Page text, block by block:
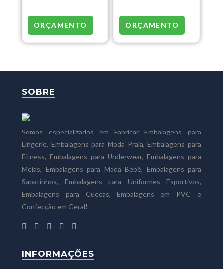
ORÇAMENTO ORÇAMENTO
SOBRE
Somos especializados em Fabricar Embalagens para
Lingerie, Embalagens para Moda Praia, Embalagens para
Fitness, Embalagens para Underwear, Embalagens para
Meias, Embalagens para Moda Bebê, Embalagens para
Sapatinhos, Embalagens para Uniformes Esportivos,
Embalagens para Cuecas, Embalagens em PVC e
Confecção em Geral!
INFORMAÇÕES